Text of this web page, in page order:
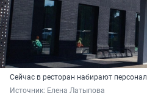
Сейчас в ресторан набирают персонал
Источник: Елена Латыпова